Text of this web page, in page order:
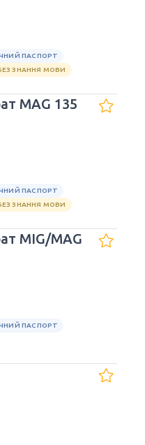
ПАСПОРТ
ЗНАННЯ МОВИ
MAG 135
ПАСПОРТ
ЗНАННЯ МОВИ
MIG/MAG
ПАСПОРТ